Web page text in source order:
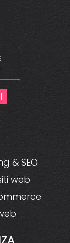
& SEO
web